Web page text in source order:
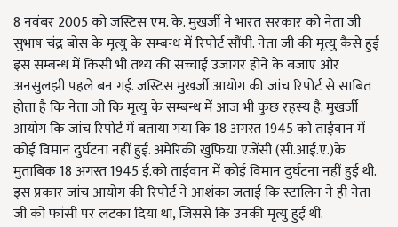
8 नवंबर 2005 को जस्टिस एम. के. मुखर्जी ने भारत सरकार को नेता जी
सुभाष चंद्र बोस के मृत्यु के सम्बन्ध में रिपोर्ट सौंपी. नेता जी की मृत्यु कैसे हुई
इस सम्बन्ध में किसी भी तथ्य की सच्चाई उजागर होने के बजाए और
अनसुलझी पहले बन गई. जस्टिस मुखर्जी आयोग की जांच रिपोर्ट से साबित
होता है कि नेता जी कि मृत्यु के सम्बन्ध में आज भी कुछ रहस्य है. मुखर्जी
आयोग कि जांच रिपोर्ट में बताया गया कि 18 अगस्त 1945 को ताईवान में
कोई विमान दुर्घटना नहीं हुई. अमेरिकी खुफिया एजेंसी (सी.आई.ए.)के
मुताबिक 18 अगस्त 1945 ई.को ताईवान में कोई विमान दुर्घटना नहीं हुई थी.
इस प्रकार जांच आयोग की रिपोर्ट ने आशंका जताई कि स्टालिन ने ही नेता
जी को फांसी पर लटका दिया था, जिससे कि उनकी मृत्यु हुई थी.